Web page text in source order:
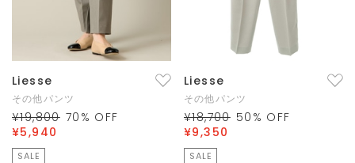
Liesse
その他パンツ
¥19,800 70 % OFF
¥5,940
SALE
Liesse
その他パンツ
¥18,700 50 % OFF
¥9,350
SALE